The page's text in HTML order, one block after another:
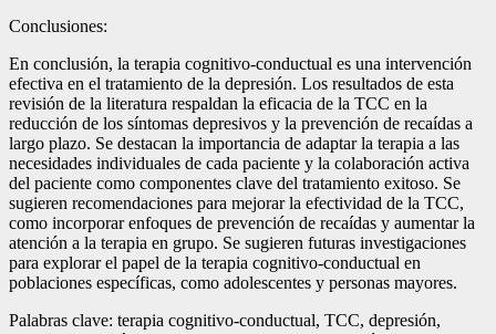
Conclusiones:
En conclusión, la terapia cognitivo-conductual es una intervención
efectiva en el tratamiento de la depresión. Los resultados de esta
revisión de la literatura respaldan la eficacia de la TCC en la
reducción de los síntomas depresivos y la prevención de recaídas a
largo plazo. Se destacan la importancia de adaptar la terapia a las
necesidades individuales de cada paciente y la colaboración activa
del paciente como componentes clave del tratamiento exitoso. Se
sugieren recomendaciones para mejorar la efectividad de la TCC,
como incorporar enfoques de prevención de recaídas y aumentar la
atención a la terapia en grupo. Se sugieren futuras investigaciones
para explorar el papel de la terapia cognitivo-conductual en
poblaciones específicas, como adolescentes y personas mayores.
Palabras clave: terapia cognitivo-conductual, TCC, depresión,